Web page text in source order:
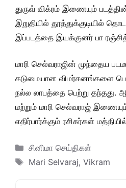
துருவ் விக்ரம் இணையும் படத்தின்
இறுதியில் தூத்துக்குடியில்
இப்படத்தை இயக்குனர் பா ரஞ்சித்
மாரி செல்வராஜின் முந்தைய
கடுமையான விமர்சனங்களை
நல்ல லாபத்தை பெற்று தந்தது.
மற்றும் மாரி செல்வராஜ்
எதிர்பார்க்கும் ரசிகர்கள்
Categories
சினிமா செய்திகள்
Tags
Mari Selvaraj, Vikram